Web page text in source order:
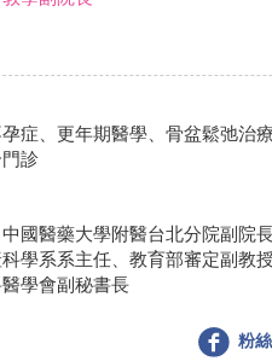
症、更年期醫學、骨盆鬆弛治
診
國醫藥大學附醫台北分院副院
學系系主任、教育部審定副教
學會副秘書長
粉